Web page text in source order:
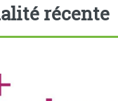
récente